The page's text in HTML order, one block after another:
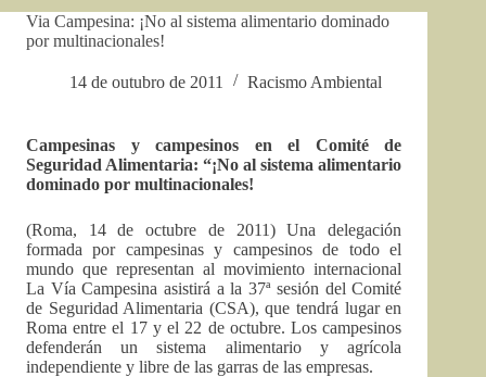
Via Campesina: ¡No al sistema alimentario dominado
por multinacionales!
14 de outubro de 2011 Racismo Ambiental
Campesinas y campesinos en el Comité de
Seguridad Alimentaria: “¡No al sistema alimentario
dominado por multinacionales!
(Roma, 14 de octubre de 2011) Una delegación
formada por campesinas y campesinos de todo el
mundo que representan al movimiento internacional
La Vía Campesina asistirá a la 37ª sesión del Comité
de Seguridad Alimentaria (CSA), que tendrá lugar en
Roma entre el 17 y el 22 de octubre. Los campesinos
defenderán un sistema alimentario y agrícola
independiente y libre de las garras de las empresas.